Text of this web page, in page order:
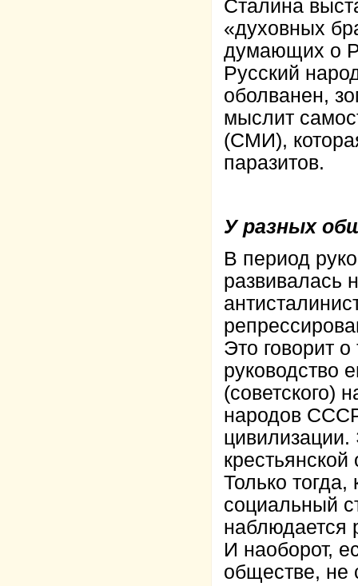
Сталина
«духовных
думающих о
Русский
оболванен,
мыслит
(СМИ),
паразитов.
У разных
В период
развивалась
Это говорит
руководство
(советского)
народов
цивилизации.
Только
социальный
наблюдается
И наоборот,
обществе, не